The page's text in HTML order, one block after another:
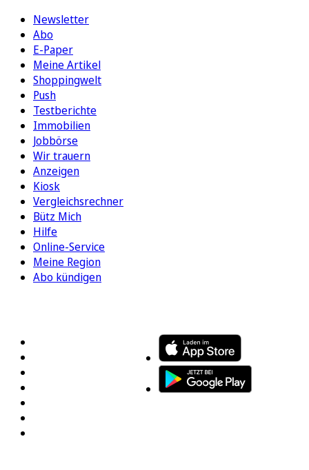
Newsletter
Abo
E-Paper
Meine Artikel
Shoppingwelt
Push
Testberichte
Immobilien
Jobbörse
Wir trauern
Anzeigen
Kiosk
Vergleichsrechner
Bütz Mich
Hilfe
Online-Service
Meine Region
Abo kündigen